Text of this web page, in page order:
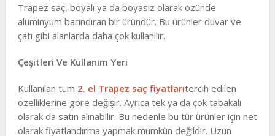
Trapez saç, boyalı ya da boyasız olarak özünde
alüminyum barındıran bir üründür. Bu ürünler duvar ve
çatı gibi alanlarda daha çok kullanılır.
Çeşitleri Ve Kullanım Yeri
Kullanılan tüm 2. el Trapez saç fiyatlarıtercih edilen
özelliklerine göre değişir. Ayrıca tek ya da çok tabakalı
olarak da satın alınabilir. Bu nedenle bu tür ürünler için net
olarak fiyatlandırma yapmak mümkün değildir. Uzun